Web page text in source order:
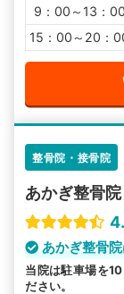
9：00～13：00
15：00～20：
整骨院・接骨院
あかぎ整骨院
あかぎ整骨
当院は駐車場を
ださい。